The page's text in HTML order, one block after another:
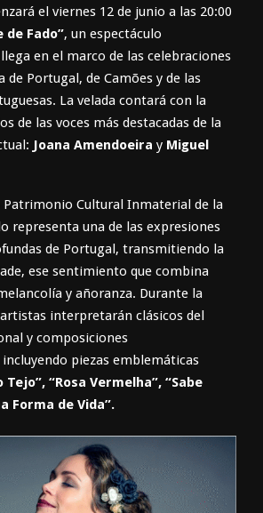
el viernes 12 de junio a las 20:00
de Fado”, un espectáculo
en el marco de las celebraciones
de Portugal, de Camões y de las
La velada contará con la
de las voces más destacadas de la
Joana Amendoeira y Miguel
Patrimonio Cultural Inmaterial de la
representa una de las expresiones
de Portugal, transmitiendo la
ese sentimiento que combina
y añoranza. Durante la
interpretarán clásicos del
y composiciones
piezas emblemáticas
Tejo”, “Rosa Vermelha”, “Sabe
Forma de Vida”.